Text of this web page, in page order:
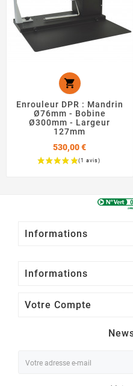

Enrouleur DPR : Mandrin
Ø76mm - Bobine
Ø300mm - Largeur
127mm
530,00 €
Prix
Informations
Informations
Votre Compte